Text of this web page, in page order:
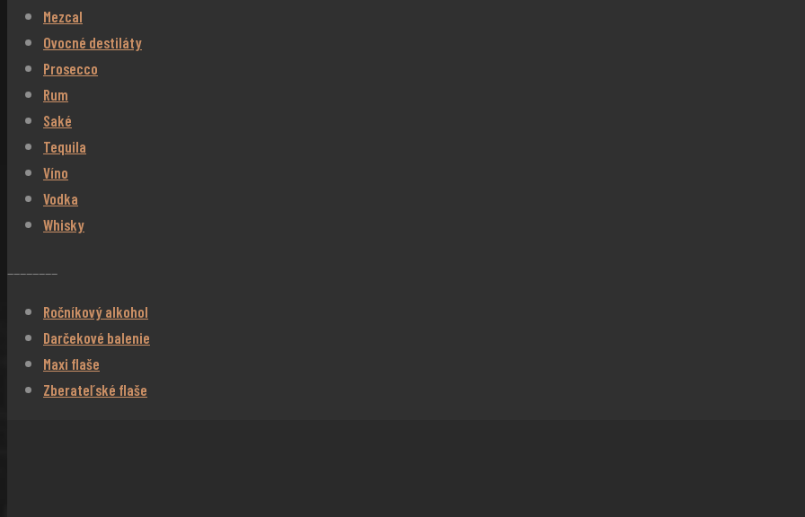
Mezcal
Ovocné destiláty
Prosecco
Rum
Saké
Tequila
Víno
Vodka
Whisky
Ročníkový alkohol
Darčekové balenie
Maxi flaše
Zberateľské flaše